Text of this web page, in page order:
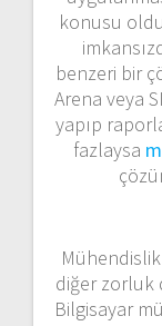
konusu
benzeri bir
Arena veya
yapıp
fazlaysa
diğer zorluk
Bilgisayar